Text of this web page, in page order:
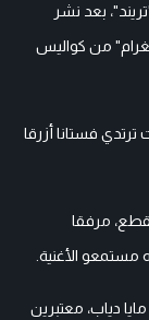
بعد نشر
من كواليس
ترتدي فستانا أزرقا
مرفقا
مستمعو الأغنية.
دياب، معتبرين